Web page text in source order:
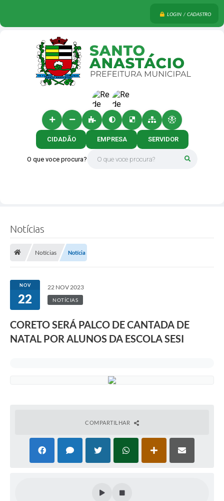
LOGIN / CADASTRO
O que voce procura?
CIDADÃO EMPRESA SERVIDOR
Notícias
Notícias Notícia
NOV
22
22 NOV 2023
NOTÍCIAS
CORETO SERÁ PALCO DE CANTADA DE
NATAL POR ALUNOS DA ESCOLA SESI
COMPARTILHAR